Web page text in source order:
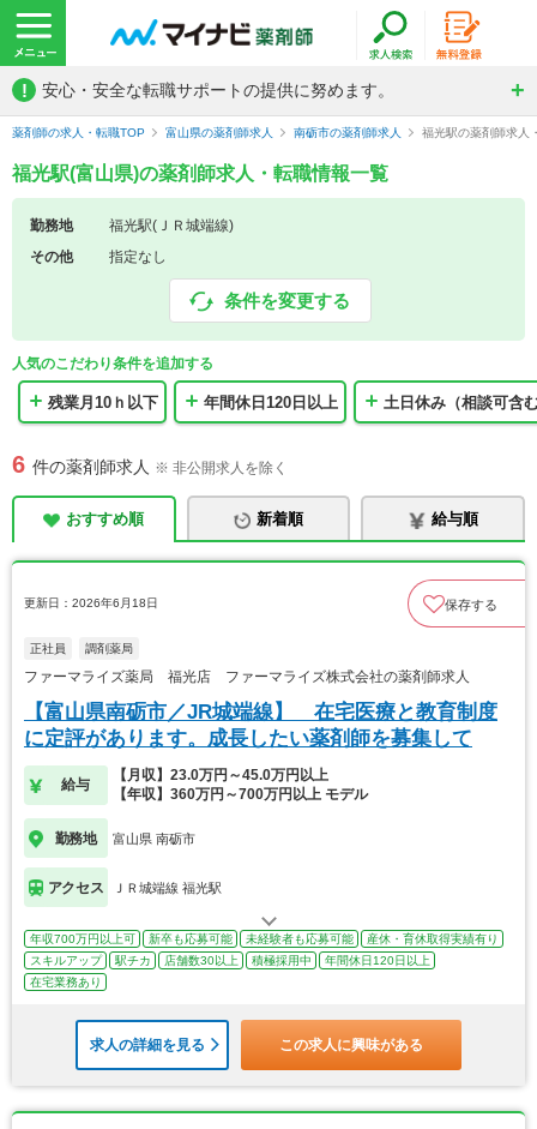
! 安心・安全な転職サポートの提供に努めます。
薬剤師の求人・転職TOP 富山県の薬剤師求人 南砺市の薬剤師求人 福光駅の薬剤師求人
福光駅(富山県)の薬剤師求人・転職情報一覧
勤務地
福光駅(ＪＲ城端線)
その他
指定なし
条件を変更する
人気のこだわり条件を追加する
残業月10ｈ以下 年間休日120日以上 土日休み（相談可含
6 件の薬剤師求人 ※ 非公開求人を除く
おすすめ順 新着順 給与順
更新日：2026年6月18日 保存する
正社員 調剤薬局
ファーマライズ薬局 福光店 ファーマライズ株式会社の薬剤師求人
【富山県南砺市／JR城端線】 在宅医療と教育制度
に定評があります。成長したい薬剤師を募集して
給与
【月収】23.0万円～45.0万円以上
【年収】360万円～700万円以上 モデル
勤務地 富山県 南砺市
アクセス ＪＲ城端線 福光駅
年収700万円以上可 新卒も応募可能 未経験者も応募可能
産休・育休取得実績有り
スキルアップ
駅チカ 店舗数30以上 積極採用中
年間休日120日以上
在宅業務あり
求人の詳細を見る この求人に興味がある